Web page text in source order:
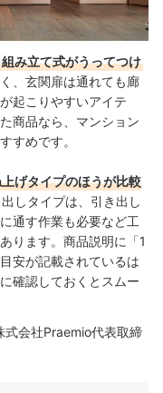
み立て式がうってつけ
、玄関扉は通れても廊
起こりやすいアイテ
商品なら、マンション
すめです。
げタイプのほうが比較
しタイプは、引き出し
通す作業も必要など工
ります。商品説明に「1
安が記載されているは
確認しておくとスムー
式会社Praemio代表取締